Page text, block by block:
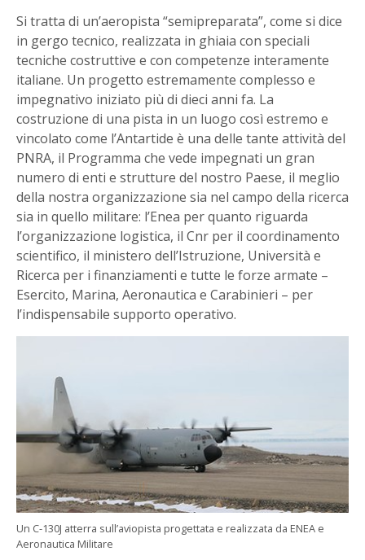
Si tratta di un’aeropista “semipreparata”, come si dice
in gergo tecnico, realizzata in ghiaia con speciali
tecniche costruttive e con competenze interamente
italiane. Un progetto estremamente complesso e
impegnativo iniziato più di dieci anni fa. La
costruzione di una pista in un luogo così estremo e
vincolato come l’Antartide è una delle tante attività del
PNRA, il Programma che vede impegnati un gran
numero di enti e strutture del nostro Paese, il meglio
della nostra organizzazione sia nel campo della ricerca
sia in quello militare: l’Enea per quanto riguarda
l’organizzazione logistica, il Cnr per il coordinamento
scientifico, il ministero dell’Istruzione, Università e
Ricerca per i finanziamenti e tutte le forze armate –
Esercito, Marina, Aeronautica e Carabinieri – per
l’indispensabile supporto operativo.
Un C-130J atterra sull’aviopista progettata e realizzata da ENEA e
Aeronautica Militare